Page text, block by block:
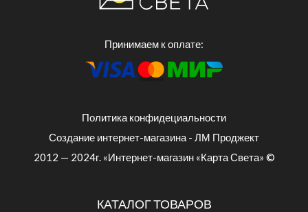
Принимаем к оплате:
Политика конфидециальности
Создание интернет-магазина - ЛМ Проджект
2012 — 2024г. «Интернет-магазин «Карта Света» ©
КАТАЛОГ ТОВАРОВ